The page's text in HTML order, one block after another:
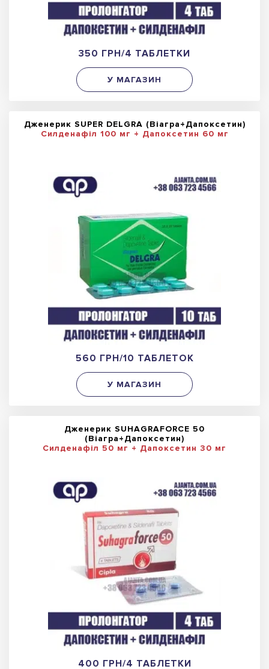
350 ГРН/4 ТАБЛЕТКИ
У МАГАЗИН
Дженерик SUPER DELGRA (Віагра+Дапоксетин)
Силденафіл 100 мг + Дапоксетин 60 мг
560 ГРН/10 ТАБЛЕТОК
У МАГАЗИН
Дженерик SUHAGRAFORCE 50
(Віагра+Дапоксетин)
Силденафіл 50 мг + Дапоксетин 30 мг
400 ГРН/4 ТАБЛЕТКИ